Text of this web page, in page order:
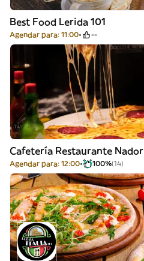
Best Food Lerida 101
Agendar para: 11:00 --
Cafetería Restaurante Nador
Agendar para: 12:00 100%(14)